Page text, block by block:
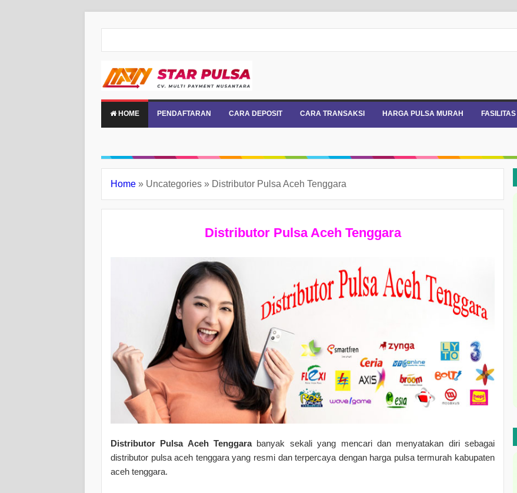
HOME PENDAFTARAN CARA DEPOSIT CARA TRANSAKSI HARGA PULSA MURAH
Home » Uncategories » Distributor Pulsa Aceh Tenggara
Distributor Pulsa Aceh Tenggara
Distributor Pulsa Aceh Tenggarabanyak sekali yang mencari dan menyatakan diri sebagai
distributor pulsa aceh tenggara yang resmi dan terpercaya dengan harga pulsa termurah kabupaten
aceh tenggara.